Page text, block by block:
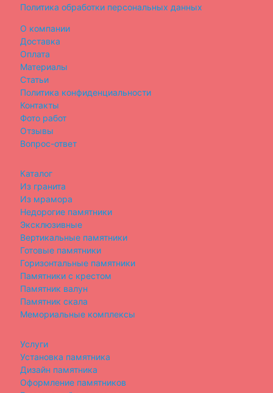
Политика обработки персональных данных
О компании
Доставка
Оплата
Материалы
Статьи
Политика конфиденциальности
Контакты
Фото работ
Отзывы
Вопрос-ответ
Каталог
Из гранита
Из мрамора
Недорогие памятники
Эксклюзивные
Вертикальные памятники
Готовые памятники
Горизонтальные памятники
Памятники с крестом
Памятник валун
Памятник скала
Мемориальные комплексы
Услуги
Установка памятника
Дизайн памятника
Оформление памятников